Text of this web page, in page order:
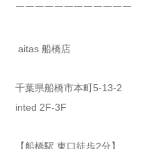
￣￣￣￣￣￣￣￣￣￣￣￣
aitas 船橋店
千葉県船橋市本町5-13-2
inted 2F-3F
【船橋駅 東口徒歩2分】